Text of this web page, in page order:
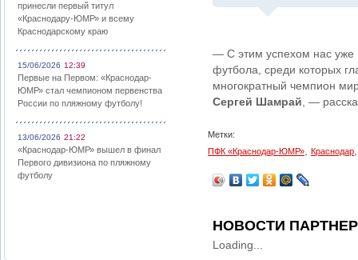
принесли первый титул
«Краснодару-ЮМР» и всему
Краснодарскому краю
15/06/2026 12:39
Первые на Первом: «Краснодар-
ЮМР» стал чемпионом первенства
России по пляжному футболу!
13/06/2026 21:22
«Краснодар-ЮМР» вышел в финал
Первого дивизиона по пляжному
футболу
— С этим успехом нас уже
футбола, среди которых
многократный чемпион
Сергей Шамрай , —
Метки:
ПФК «Краснодар-ЮМР»
Краснодар
НОВОСТИ
Loading...